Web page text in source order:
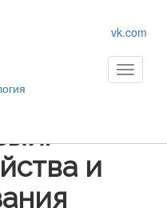
vk.com
Toggle
и